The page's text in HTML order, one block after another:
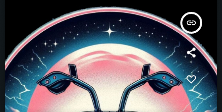
insert_link